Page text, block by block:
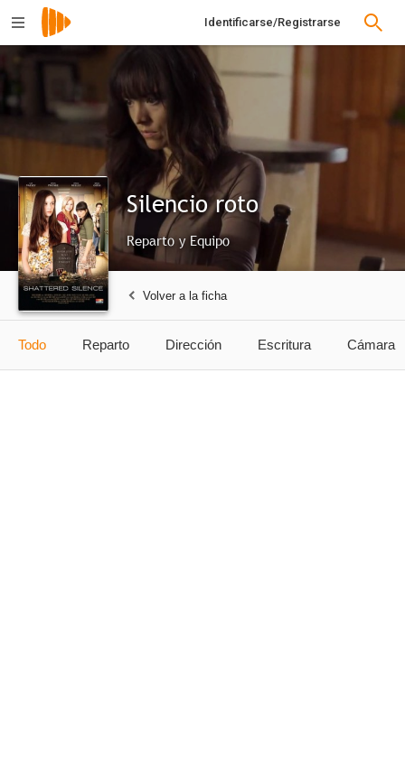
Identificarse/Registrarse
Silencio roto
Reparto y Equipo
Volver a la ficha
Todo Reparto Dirección Escritura Cámara